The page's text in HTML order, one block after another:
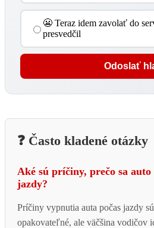
😬 Teraz idem zavolať do
presvedčil
Odoslať
❓ Často kladené otázky
Aké sú príčiny, prečo sa
jazdy?
Príčiny vypnutia auta počas jazdy
opakovateľné, ale väčšina vodičov